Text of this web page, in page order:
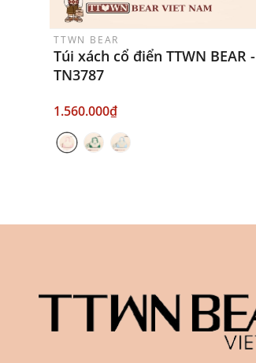
TTWN BEAR
Túi xách cổ điển TTWN BEAR -
TN3787
1.560.000₫